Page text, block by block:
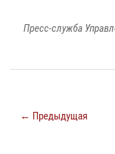
Пресс-служба
← Предыдущая